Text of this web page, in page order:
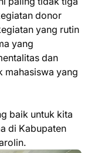
donor
yang rutin
yang
dan
mahasiswa yang
baik untuk kita
di Kabupaten